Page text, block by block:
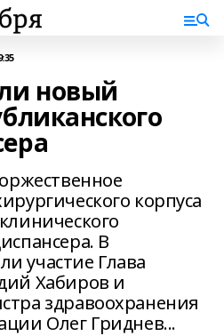
новый
корпуса
В
участие Глава
Хабиров и
здравоохранения
Олег Гриднев...